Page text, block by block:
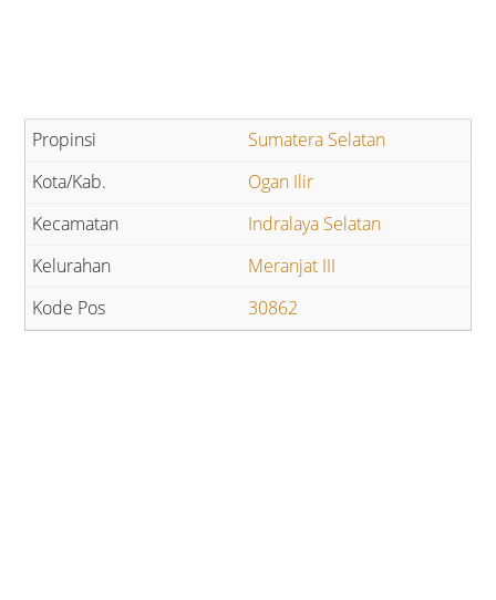
Sumatera Selatan
Ogan Ilir
Indralaya Selatan
Meranjat III
30862